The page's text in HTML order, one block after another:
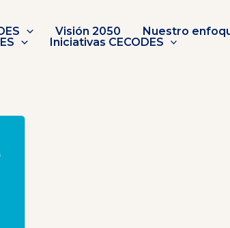
Visión 2050
Nuestro
Iniciativas CECODES